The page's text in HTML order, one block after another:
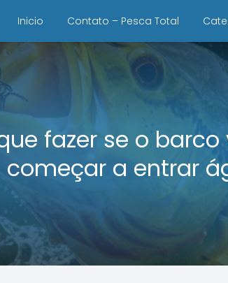
Inicio Contato – Pesca Total
fazer se o barco
começar a entrar